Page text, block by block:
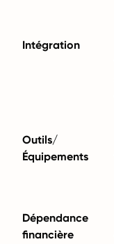
Intégration
Outils/
Équipements
Dépendance
financière